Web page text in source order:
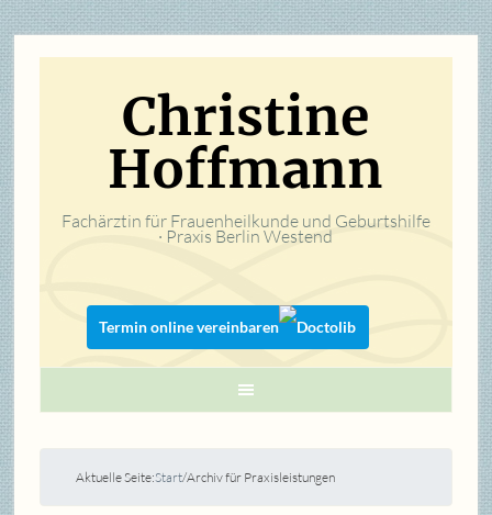
Christine
Hoffmann
Fachärztin für Frauenheilkunde und Geburtshilfe
· Praxis Berlin Westend
Termin online vereinbaren
Aktuelle Seite:Start/Archiv für Praxisleistungen